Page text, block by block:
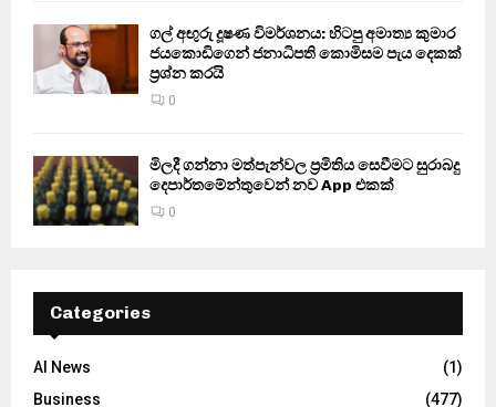
ගල් අඟුරු දූෂණ විමර්ශනය: හිටපු අමාත්‍ය කුමාර
ජයකොඩිගෙන් ජනාධිපති කොමිසම පැය දෙකක්
ප්‍රශ්න කරයි
0
මිලදී ගන්නා මත්පැන්වල ප්‍රමිතිය සෙවීමට සුරාබදු
දෙපාර්තමේන්තුවෙන් නව App එකක්
0
Categories
AI News
(1)
Business
(477)